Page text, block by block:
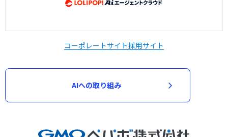
コーポレートサイト採用サイト
AIへの取り組み